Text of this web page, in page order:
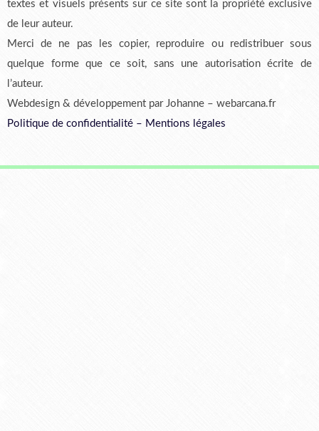
textes et visuels présents sur ce site sont la propriété exclusive
de leur auteur.
Merci de ne pas les copier, reproduire ou redistribuer sous
quelque forme que ce soit, sans une autorisation écrite de
l’auteur.
Webdesign & développement par Johanne – webarcana.fr
Politique de confidentialité – Mentions légales